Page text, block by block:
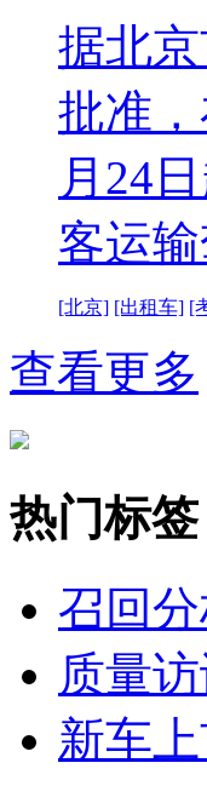
据北
批准
月24
客运
[北京] [出租车] [
查看更多
热门标签
召回
质量
新车